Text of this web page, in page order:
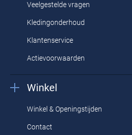
Vanguard
Slater
State of Art
Veelgestelde vragen
Kledingonderhoud
Klantenservice
Actievoorwaarden
Winkel
Winkel & Openingstijden
Contact